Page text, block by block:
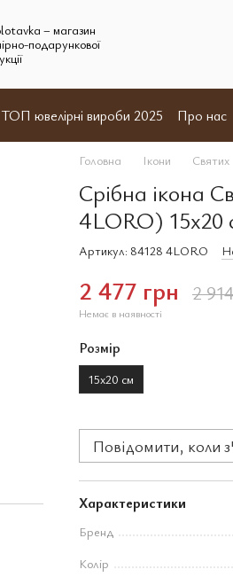
ТОП ювелірні вироби 2025 Про нас
Головна Ікони Святих
Срібна ікона
4LORO) 15х20
Артикул: 84128 4LORO
2 477 грн 2
Немає в наявності
Розмір
15х20 см
Повідомити, коли
Характеристики
Бренд
Колір